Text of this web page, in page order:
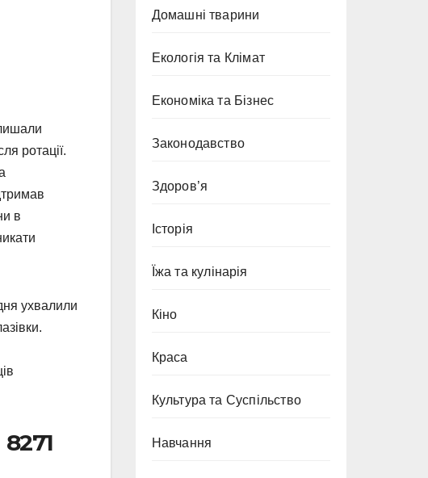
ротації.
в
ухвалили
Домашні тварини
Екологія та Клімат
Економіка та Бізнес
Законодавство
Здоров’я
Історія
Їжа та кулінарія
Кіно
Краса
Культура та Суспільство
Навчання